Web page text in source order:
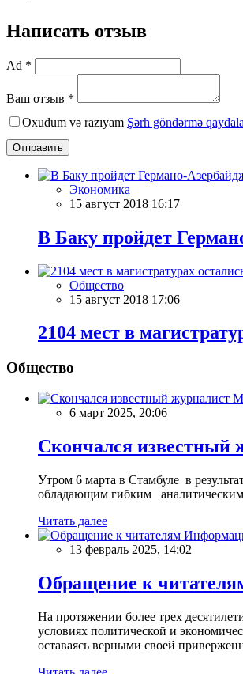
Написать отзыв
Ad *
Ваш отзыв *
Oxudum və razıyam Şərh göndərmə
Отправить
Экономика
15 август 2018 16:17
В Баку пройдет
Общество
15 август 2018 17:06
2104 мест в
Общество
6 март 2025, 20:06
Скончался известный
Утром 6 марта в Стамбуле в
обладающим гибким
Читать далее
13 февраль 2025, 14:02
Обращение к
На протяжении более трех
условиях политической и
оставаясь верными своей